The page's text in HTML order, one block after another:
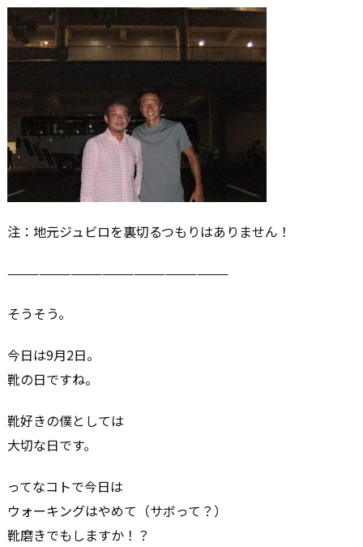
注：地元ジュビロを裏切るつもりはありません！
—————————————————————
そうそう。
今日は9月2日。
靴の日ですね。
靴好きの僕としては
大切な日です。
ってなコトで今日は
ウォーキングはやめて（サボって？）
靴磨きでもしますか！？